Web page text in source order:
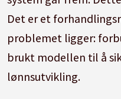
Det er et
problemet ligger:
brukt modellen til å
lønnsutvikling.